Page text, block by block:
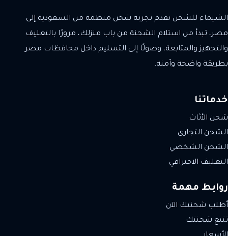
الشيماء للشحن تقدم تجربة شحن منظمة من السعودية إلى
مصر، تبدأ من استلام الشحنة من باب منزلك، مرورًا بالتغليف
والتجهيز والمتابعة، وصولًا إلى التسليم داخل محافظات مصر
بطريقة واضحة وآمنة.
خدماتنا
شحن الأثاث
الشحن التجاري
الشحن الشخصي
التغليف الاحترافي
روابط مهمة
أطلب شحنتك الآن
تتبع شحنتك